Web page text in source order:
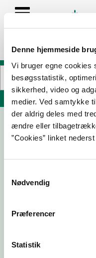
Denne hjemmeside
Vi bruger egne cookies
besøgsstatistik,
sikkerhed, video og
medier. Ved samtykke
der aldrig deles med
ændre eller
”Cookies” linket nederst
Nødvendig
Præferencer
Statistik
Søg på adresse,
Virksomhedstype